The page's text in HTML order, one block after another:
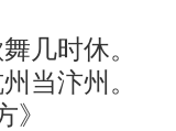
几时休。
当汴州。
》